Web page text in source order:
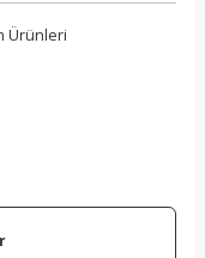
Ürünleri